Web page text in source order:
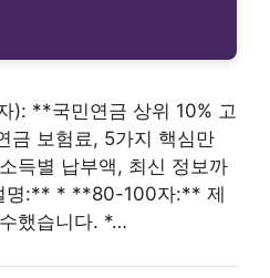
): **국민연금 상위 10% 고
금 보험료, 5가지 핵심만
득별 납부액, 최신 정보까
:** * **80-100자:** 제
했습니다. *…